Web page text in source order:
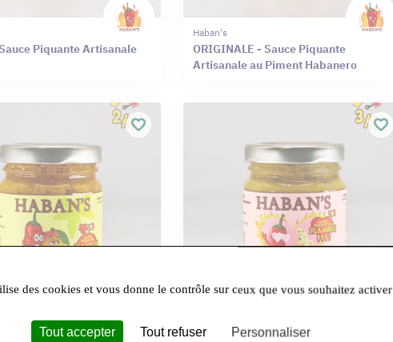
Piquante Artisanale
Haban's
ORIGINALE - Sauce Piquante
Artisanale au Piment Habanero
des cookies et vous donne le contrôle sur ceux que vous souhaitez activer
Tout accepter Tout refuser Personnaliser